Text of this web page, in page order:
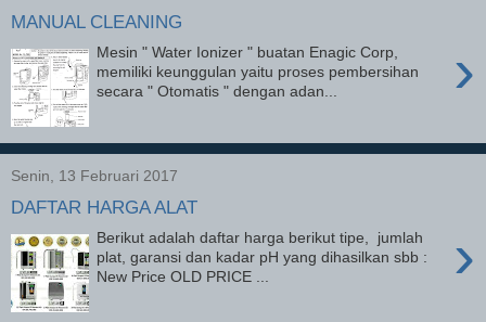
MANUAL CLEANING
›
Mesin " Water Ionizer " buatan Enagic Corp,
memiliki keunggulan yaitu proses pembersihan
secara " Otomatis " dengan adan...
Senin, 13 Februari 2017
DAFTAR HARGA ALAT
›
Berikut adalah daftar harga berikut tipe, jumlah
plat, garansi dan kadar pH yang dihasilkan sbb :
New Price OLD PRICE ...